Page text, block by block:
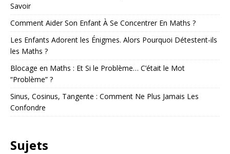
Savoir
Comment Aider Son Enfant À Se Concentrer En Maths ?
Les Enfants Adorent les Énigmes. Alors Pourquoi Détestent-ils
les Maths ?
Blocage en Maths : Et Si le Problème… C’était le Mot
“Problème” ?
Sinus, Cosinus, Tangente : Comment Ne Plus Jamais Les
Confondre
Sujets